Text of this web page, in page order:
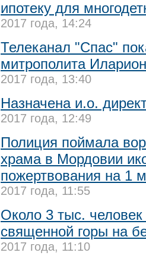
ипотеку для
2017 года, 14:24
Телеканал "Спас"
митрополита
2017 года, 13:40
Назначена и.о.
2017 года, 12:49
Полиция поймала
храма в Мордовии
пожертвования на 1
2017 года, 11:55
Около 3 тыс. человек
священной горы на
2017 года, 11:10